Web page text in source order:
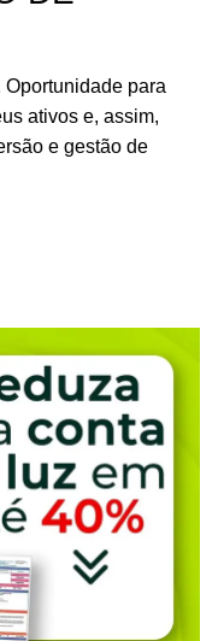
para
ativos e, assim,
e gestão de